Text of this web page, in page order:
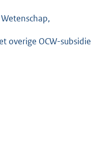
overige OCW-